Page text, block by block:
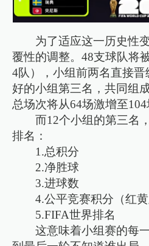
为了适应这一历史性
覆性的调整。48支球队将
4队），小组前两名直接
好的小组第三名，共同组
总场次将从64场激增至104
而12个小组的第三名
排名：
1.总积分
2.净胜球
3.进球数
4.公平竞赛积分（红黄
5.FIFA世界排名
这意味着小组赛的每